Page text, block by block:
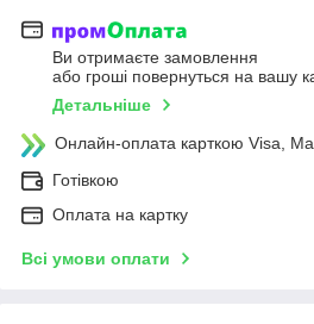
Ви отримаєте замовлення
або гроші повернуться на вашу
Детальніше
Онлайн-оплата карткою Visa,
Готівкою
Оплата на картку
Всі умови оплати